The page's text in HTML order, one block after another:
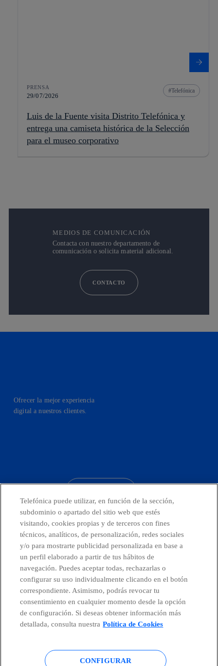
PRENSA
29/07/2026
Telefónica
Luis de la Fuente visita Distrito Telefónica y
entrega una camiseta histórica de la Selección
para el museo corporativo
MEDIOS DE COMUNICACIÓN
Contacta con nuestro departamento de
comunicación o solicita material adicional.
CONTACTO
Ofrecer la mejor experiencia
digital a nuestros clientes.
Países y Unidades emergentes
Canal de Denuncias
Centro Global Transparencia
Política de cookies Aviso legal
Telefónica puede utilizar, en función de la sección,
subdominio o apartado del sitio web que estés
visitando, cookies propias y de terceros con fines
técnicos, analíticos, de personalización, redes sociales
y/o para mostrarte publicidad personalizada en base a
un perfil elaborado a partir de tus hábitos de
navegación. Puedes aceptar todas, rechazarlas o
configurar su uso individualmente clicando en el botón
correspondiente. Asimismo, podrás revocar tu
consentimiento en cualquier momento desde la opción
de configuración. Si deseas obtener información más
detallada, consulta nuestra Política de Cookies
CONFIGURAR